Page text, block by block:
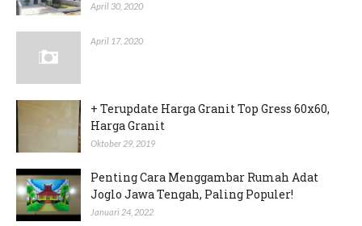
April 30, 2020
April 17, 2020
+ Terupdate Harga Granit Top Gress 60x60,
Harga Granit
Oktober 29, 2019
Penting Cara Menggambar Rumah Adat
Joglo Jawa Tengah, Paling Populer!
Januari 24, 2022